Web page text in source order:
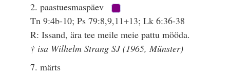
2. paastuesmaspäev
Tn 9:4b-10; Ps 79:8,9,11+13; Lk 6:36-38
R: Issand, ära tee meile meie pattu mööda.
† isa Wilhelm Strang SJ (1965, Münster)
7. märts